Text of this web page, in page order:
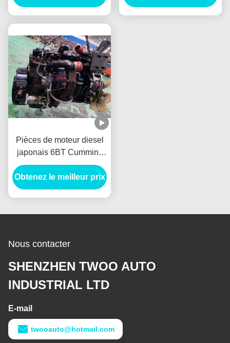
Bongo JAC
Pièces de moteur diesel
japonais 6BT Cummins
bloc long pour camion,
bus, générateur
Obtenez le meilleur prix
Nous contacter
SHENZHEN TWOO AUTO
INDUSTRIAL LTD
E-mail
twooauto@hotmail.com